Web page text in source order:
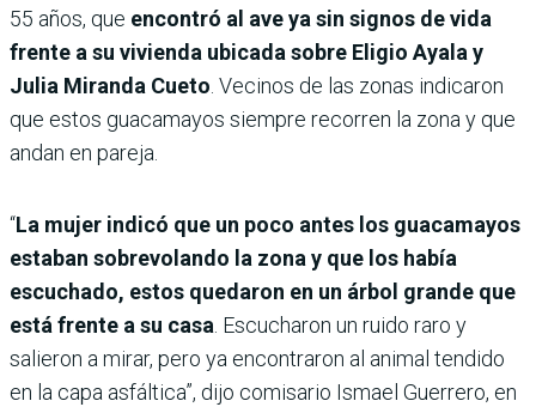
55 años, que encontró al ave ya sin signos de vida
frente a su vivienda ubicada sobre Eligio Ayala y
Julia Miranda Cueto. Vecinos de las zonas indicaron
que estos guacamayos siempre recorren la zona y que
andan en pareja.
“La mujer indicó que un poco antes los guacamayos
estaban sobrevolando la zona y que los había
escuchado, estos quedaron en un árbol grande que
está frente a su casa. Escucharon un ruido raro y
salieron a mirar, pero ya encontraron al animal tendido
en la capa asfáltica”, dijo comisario Ismael Guerrero, en